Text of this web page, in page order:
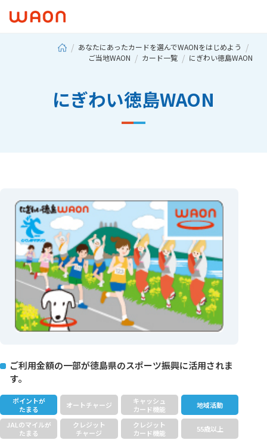
あなたにあったカードを選んでWAONをはじめよう
ご当地WAON
カード一覧 にぎわい徳島WAON
にぎわい徳島WAON
ご利用金額の一部が徳島県のスポーツ振興に活用されま
す。
ポイントが
たまる
オートチャージ
キャッシュ
カード機能
地域活動
JALのマイルが
たまる
クレジット
チャージ
クレジット
カード機能
55歳以上